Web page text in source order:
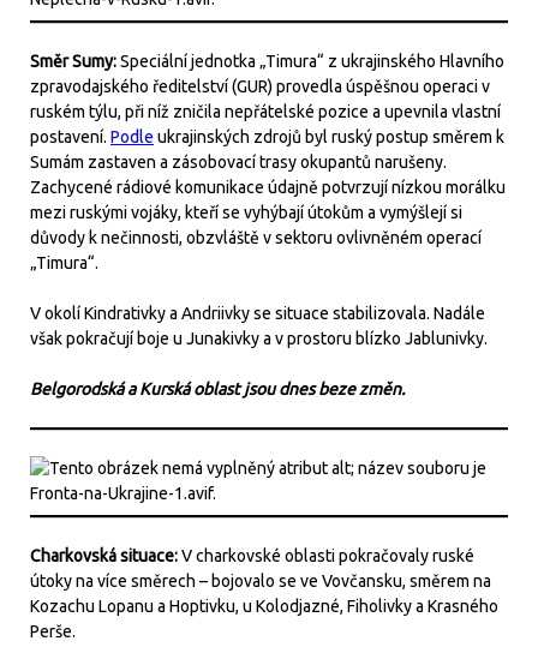
Směr Sumy:Speciální jednotka „Timura“ z ukrajinského Hlavního
zpravodajského ředitelství (GUR) provedla úspěšnou operaci v
ruském týlu, při níž zničila nepřátelské pozice a upevnila vlastní
postavení. Podle ukrajinských zdrojů byl ruský postup směrem k
Sumám zastaven a zásobovací trasy okupantů narušeny.
Zachycené rádiové komunikace údajně potvrzují nízkou morálku
mezi ruskými vojáky, kteří se vyhýbají útokům a vymýšlejí si
důvody k nečinnosti, obzvláště v sektoru ovlivněném operací
„Timura“.
V okolí Kindrativky a Andriivky se situace stabilizovala. Nadále
však pokračují boje u Junakivky a v prostoru blízko Jablunivky.
Belgorodská a Kurská oblast jsou dnes beze změn.
Charkovská situace:V charkovské oblasti pokračovaly ruské
útoky na více směrech – bojovalo se ve Vovčansku, směrem na
Kozachu Lopanu a Hoptivku, u Kolodjazné, Fiholivky a Krasného
Perše.